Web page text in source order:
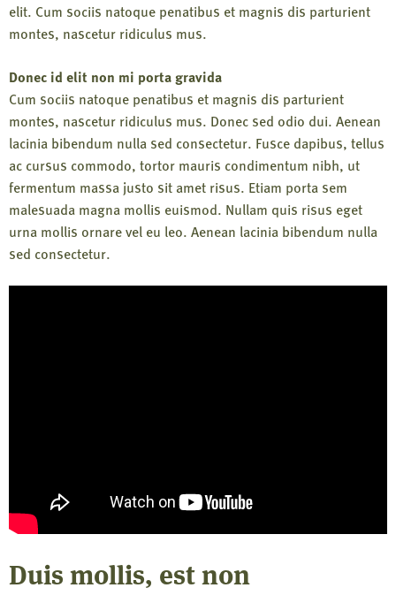
elit. Cum sociis natoque penatibus et magnis dis parturient
montes, nascetur ridiculus mus.
Donec id elit non mi porta gravida
Cum sociis natoque penatibus et magnis dis parturient
montes, nascetur ridiculus mus. Donec sed odio dui. Aenean
lacinia bibendum nulla sed consectetur. Fusce dapibus, tellus
ac cursus commodo, tortor mauris condimentum nibh, ut
fermentum massa justo sit amet risus. Etiam porta sem
malesuada magna mollis euismod. Nullam quis risus eget
urna mollis ornare vel eu leo. Aenean lacinia bibendum nulla
sed consectetur.
Duis mollis, est non